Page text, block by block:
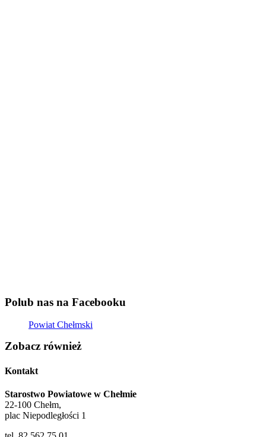
Polub nas na Facebooku
Powiat Chełmski
Zobacz również
Kontakt
Starostwo Powiatowe w Chełmie
22-100 Chełm,
plac Niepodległości 1